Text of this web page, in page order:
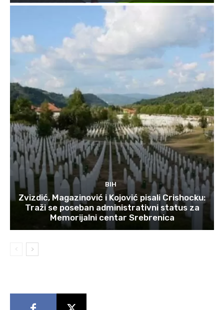
BIH
Zvizdić, Magazinović i Kojović pisali Crishocku:
Traži se poseban administrativni status za
Memorijalni centar Srebrenica